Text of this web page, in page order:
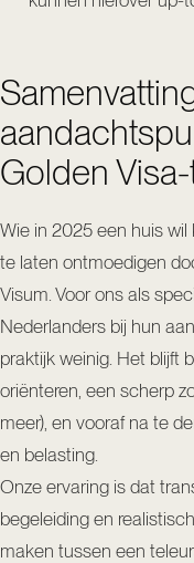
Golden
Wie in 2025 een huis
te laten ontmoedigen
Visum. Voor ons als
Nederlanders bij hun
praktijk weinig. Het blijft
oriënteren, een scherp
meer), en vooraf na te
en belasting.
Onze ervaring is dat
begeleiding en
maken tussen een